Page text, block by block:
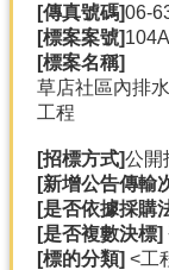
資
訊
[傳真號碼]06-
[標案案號]
[標案名稱]
草店社區內排
工程
[招標方式]公開
[新增公告傳輸
[是否依據採購
[是否複數決標]
[標的分類] <工